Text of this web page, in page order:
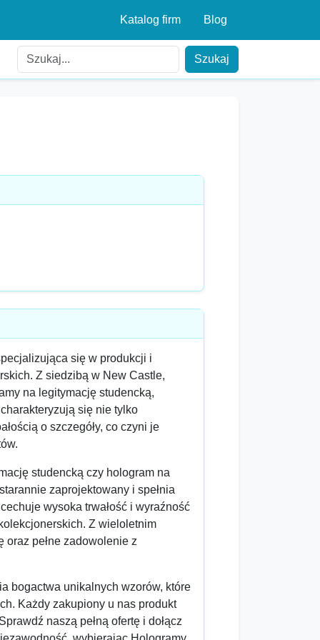
Katalog firm Blog
Szukaj
się w produkcji i
Z siedzibą w New Castle,
na legitymację studencką,
się nie tylko
o szczegóły, co czyni je
studencką czy hologram na
zaprojektowany i spełnia
wysoka trwałość i wyraźność
Z wieloletnim
pełne zadowolenie z
bogactwa unikalnych wzorów, które
Każdy zakupiony u nas produkt
naszą pełną ofertę i dołącz